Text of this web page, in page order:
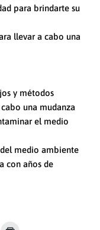
para brindarte su
llevar a cabo una
y métodos
una mudanza
el medio
medio ambiente
con años de